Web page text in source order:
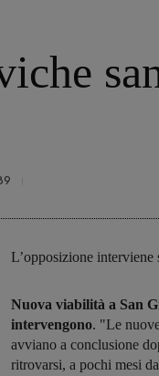
L’opposizione
Nuova viabilità a San
intervengono. "Le
avviano a conclusione
ritrovarsi, a pochi mesi